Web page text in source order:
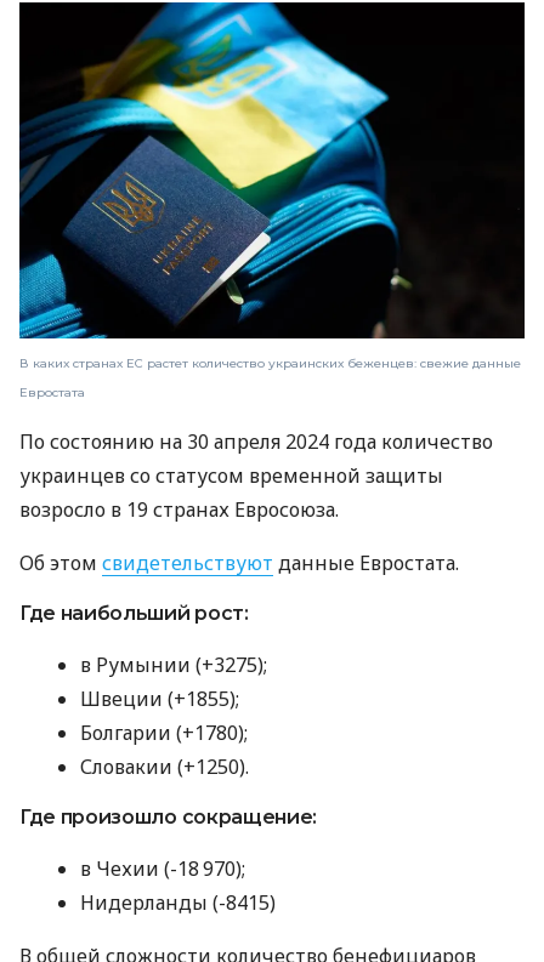
В каких странах ЕС растет количество украинских беженцев: свежие данные
Евростата
По состоянию на 30 апреля 2024 года количество
украинцев со статусом временной защиты
возросло в 19 странах Евросоюза.
Об этом свидетельствуют данные Евростата.
Где наибольший рост:
в Румынии (+3275);
Швеции (+1855);
Болгарии (+1780);
Словакии (+1250).
Где произошло сокращение:
в Чехии (-18 970);
Нидерланды (-8415)
В общей сложности количество бенефициаров